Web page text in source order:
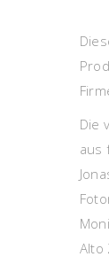
Die
aus
Alto